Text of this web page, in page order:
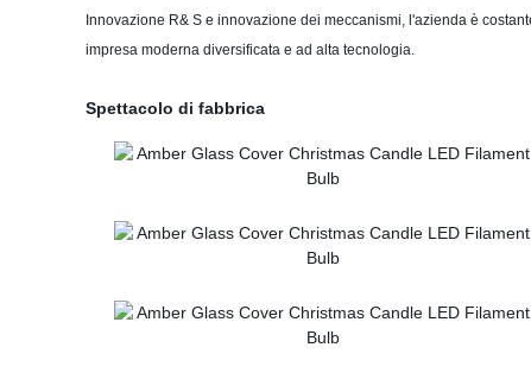
Innovazione R& S e innovazione dei meccanismi, l'azienda è
impresa moderna diversificata e ad alta tecnologia.
Spettacolo di fabbrica